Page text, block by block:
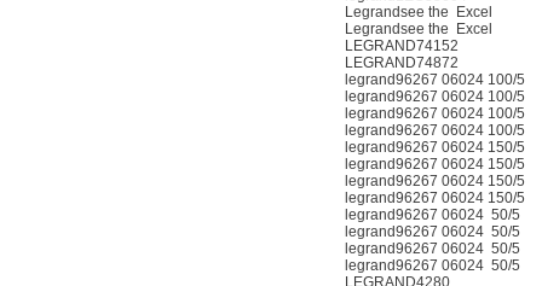
Legrandsee the Excel
Legrandsee the Excel
LEGRAND74152
LEGRAND74872
legrand96267 06024 100/5
legrand96267 06024 100/5
legrand96267 06024 100/5
legrand96267 06024 100/5
legrand96267 06024 150/5
legrand96267 06024 150/5
legrand96267 06024 150/5
legrand96267 06024 150/5
legrand96267 06024 50/5
legrand96267 06024 50/5
legrand96267 06024 50/5
legrand96267 06024 50/5
LEGRAND4280